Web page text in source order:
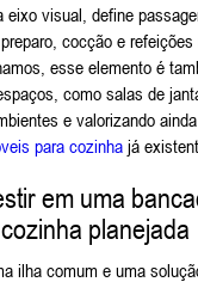
eixo visual, define
cocção e
esse elemento é
como salas de
e valorizando
para cozinhajá
em uma
cozinha planejada
ilha comum e uma